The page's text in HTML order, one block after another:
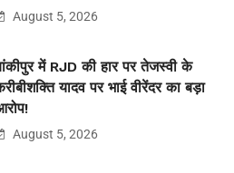
August 5, 2026
में RJD की हार पर तेजस्वी के
यादव पर भाई वीरेंदर का बड़ा
August 5, 2026